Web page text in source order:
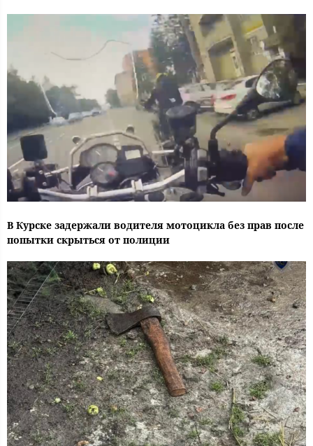
В Курске задержали водителя мотоцикла без прав после
попытки скрыться от полиции